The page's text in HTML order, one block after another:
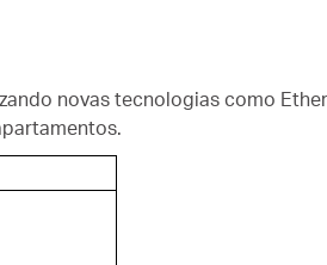
novas tecnologias como